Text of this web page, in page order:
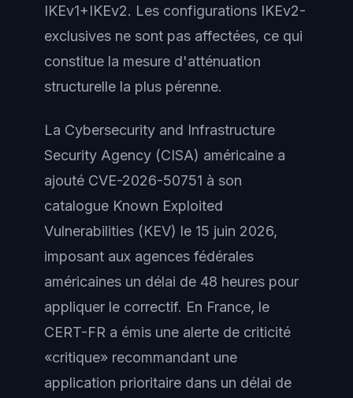
IKEv1+IKEv2. Les configurations IKEv2-
exclusives ne sont pas affectées, ce qui
constitue la mesure d'atténuation
structurelle la plus pérenne.
La Cybersecurity and Infrastructure
Security Agency (CISA) américaine a
ajouté CVE-2026-50751 à son
catalogue Known Exploited
Vulnerabilities (KEV) le 15 juin 2026,
imposant aux agences fédérales
américaines un délai de 48 heures pour
appliquer le correctif. En France, le
CERT-FR a émis une alerte de criticité
«critique» recommandant une
application prioritaire dans un délai de